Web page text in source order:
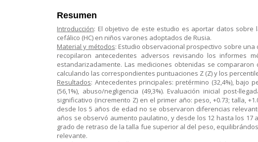
Resumen
Introducción: El objetivo de este estudio es aportar datos sobre
cefálico (HC) en niños varones adoptados de Rusia.
Material y métodos: Estudio observacional prospectivo sobre
recopilaron antecedentes adversos revisando los informes
estandarizadamente. Las mediciones obtenidas se
calculando las correspondientes puntuaciones Z (Z) y los
Resultados: Antecedentes principales: pretérmino (32,4%), bajo
(56,1%), abuso/negligencia (49,3%). Evaluación inicial post-
significativo (incremento Z) en el primer año: peso, +0.73; talla,
desde los 5 años de edad no se observaron diferencias
años se observó aumento paulatino, y desde los 12 hasta los
grado de retraso de la talla fue superior al del peso,
relevante.